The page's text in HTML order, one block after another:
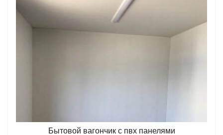
Бытовой вагончик с пвх панелями